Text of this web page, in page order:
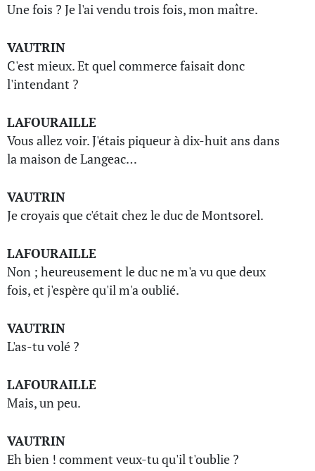
Une fois ? Je l'ai vendu trois fois, mon maître.
VAUTRIN
C'est mieux. Et quel commerce faisait donc
l'intendant ?
LAFOURAILLE
Vous allez voir. J'étais piqueur à dix-huit ans dans
la maison de Langeac…
VAUTRIN
Je croyais que c'était chez le duc de Montsorel.
LAFOURAILLE
Non ; heureusement le duc ne m'a vu que deux
fois, et j'espère qu'il m'a oublié.
VAUTRIN
L'as-tu volé ?
LAFOURAILLE
Mais, un peu.
VAUTRIN
Eh bien ! comment veux-tu qu'il t'oublie ?